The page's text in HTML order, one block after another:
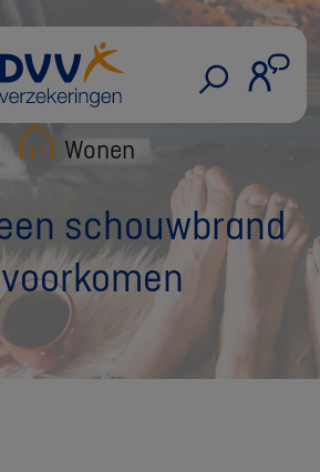
Wonen
schouwbrand